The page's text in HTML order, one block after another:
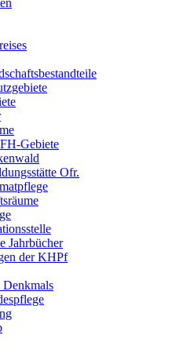
Gebiete
Ofr.
Jahrbücher
der KHPf
Denkmals